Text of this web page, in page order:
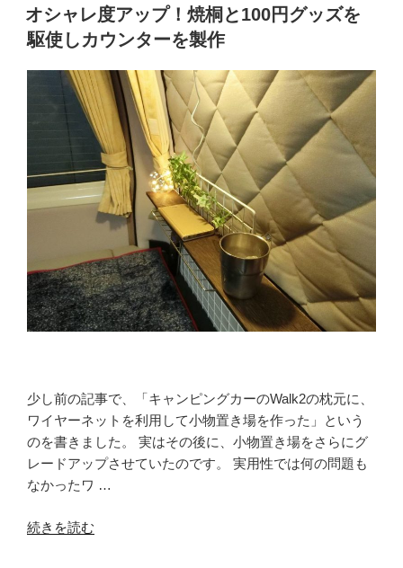
で
2
泊
3
湯
YOU
ク
に
キ
ャ
場
【出
発
編】”
の
稿
日:
オシャレ度アップ！焼桐と100円グッズを
駆使しカウンターを製作
少し前の記事で、「キャンピングカーのWalk2の枕元に、
ワイヤーネットを利用して小物置き場を作った」という
のを書きました。 実はその後に、小物置き場をさらにグ
レードアップさせていたのです。 実用性では何の問題も
なかったワ …
“オ
続きを読む